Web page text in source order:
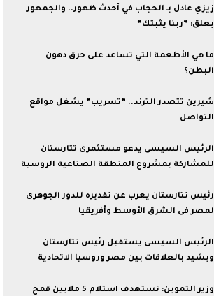
زيزي عادل بـ الحجاب في أحدث ظهور.. والجمهور
يعلق: ”ربنا يثبتك”
ما هي الأطعمة التي تساعد على حرق دهون
البطن؟
شيرين تتصدر الترند.. ”تسريب” يشغل مواقع
التواصل
الرئيس السيسى يدعو مستثمرى تتارستان
للمشاركة بمشروع المنطقة الصناعية الروسية
رئيس تتارستان يعرب عن تقديره للدور الجوهرى
لمصر فى الشرق الأوسط وأفريقيا
الرئيس السيسى يستقبل رئيس تتارستان
ويشيد بالعلاقات بين مصر وروسيا الاتحادية
وزير التموين: نستهدف استلام 5 ملايين قمح